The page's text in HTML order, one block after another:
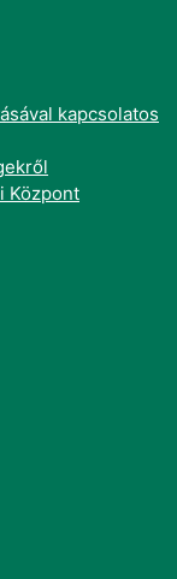
kapcsolatos
Központ